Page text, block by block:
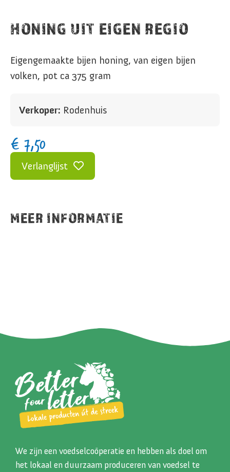
HONING UIT EIGEN REGIO
Eigengemaakte bijen honing, van eigen bijen
volken, pot ca 375 gram
Verkoper: Rodenhuis
€ 7,50
Verlanglijst
MEER INFORMATIE
We zijn een voedselcoöperatie en hebben als doel om
het lokaal en duurzaam produceren van voedsel te